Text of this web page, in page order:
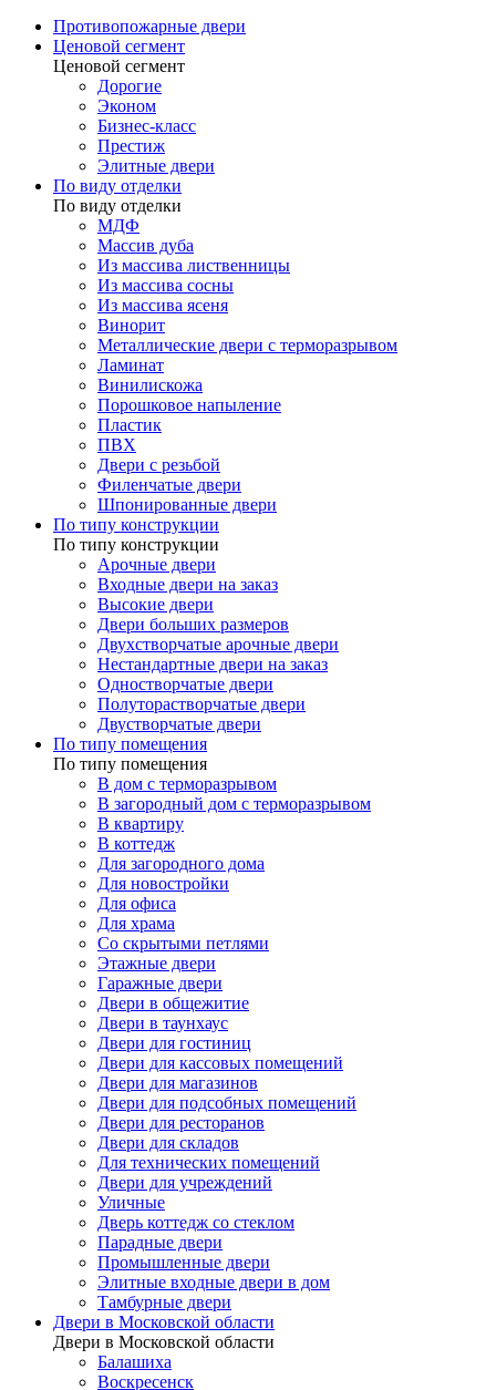
Противопожарные двери
Ценовой сегмент
Ценовой сегмент
Дорогие
Эконом
Бизнес-класс
Престиж
Элитные двери
По виду отделки
По виду отделки
МДФ
Массив дуба
Из массива лиственницы
Из массива сосны
Из массива ясеня
Винорит
Металлические двери с терморазрывом
Ламинат
Винилискожа
Порошковое напыление
Пластик
ПВХ
Двери с резьбой
Филенчатые двери
Шпонированные двери
По типу конструкции
По типу конструкции
Арочные двери
Входные двери на заказ
Высокие двери
Двери больших размеров
Двухстворчатые арочные двери
Нестандартные двери на заказ
Одностворчатые двери
Полуторастворчатые двери
Двустворчатые двери
По типу помещения
По типу помещения
В дом с терморазрывом
В загородный дом с терморазрывом
В квартиру
В коттедж
Для загородного дома
Для новостройки
Для офиса
Для храма
Со скрытыми петлями
Этажные двери
Гаражные двери
Двери в общежитие
Двери в таунхаус
Двери для гостиниц
Двери для кассовых помещений
Двери для магазинов
Двери для подсобных помещений
Двери для ресторанов
Двери для складов
Для технических помещений
Двери для учреждений
Уличные
Дверь коттедж со стеклом
Парадные двери
Промышленные двери
Элитные входные двери в дом
Тамбурные двери
Двери в Московской области
Двери в Московской области
Балашиха
Воскресенск